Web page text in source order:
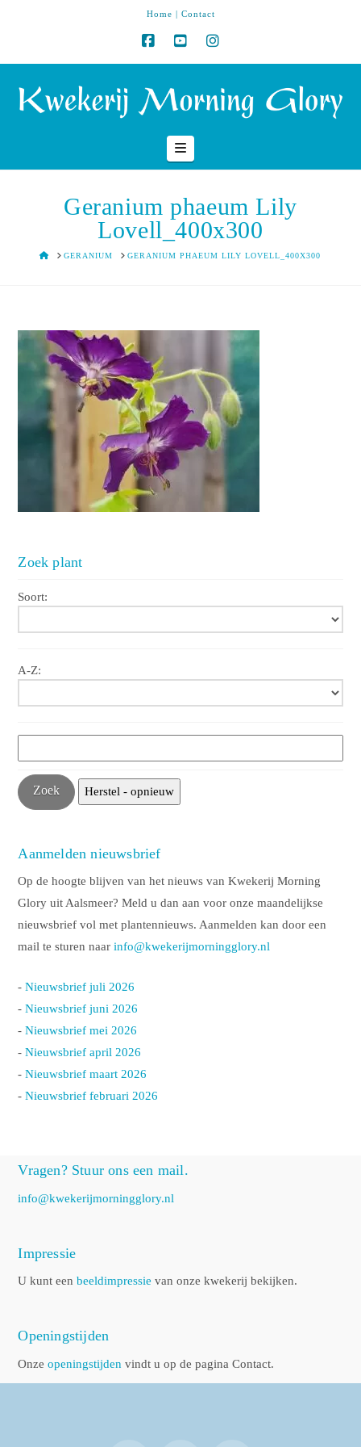
Home | Contact
Navigation
Geranium phaeum Lily
Lovell_400x300
HOMEGERANIUM GERANIUM PHAEUM LILY LOVELL_400X300
Zoek plant
Soort:
A-Z:
Aanmelden nieuwsbrief
Op de hoogte blijven van het nieuws van Kwekerij Morning
Glory uit Aalsmeer? Meld u dan aan voor onze maandelijkse
nieuwsbrief vol met plantennieuws. Aanmelden kan door een
mail te sturen naarinfo@kwekerijmorningglory.nl
-Nieuwsbrief juli 2026
-Nieuwsbrief juni 2026
-Nieuwsbrief mei 2026
-Nieuwsbrief april 2026
-Nieuwsbrief maart 2026
-Nieuwsbrief februari 2026
Vragen? Stuur ons een mail.
info@kwekerijmorningglory.nl
Impressie
U kunt eenbeeldimpressie van onze kwekerij bekijken.
Openingstijden
Onzeopeningstijden vindt u op de pagina Contact.